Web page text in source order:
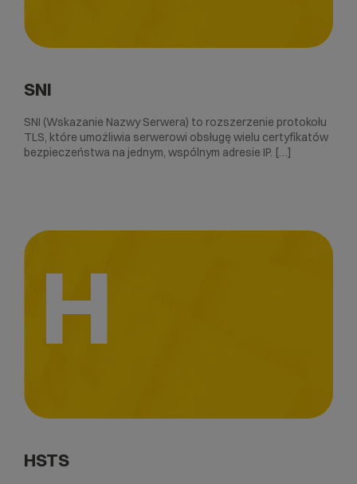
SNI
SNI (Wskazanie Nazwy Serwera) to rozszerzenie protokołu
TLS, które umożliwia serwerowi obsługę wielu certyfikatów
bezpieczeństwa na jednym, wspólnym adresie IP. […]
H
HSTS